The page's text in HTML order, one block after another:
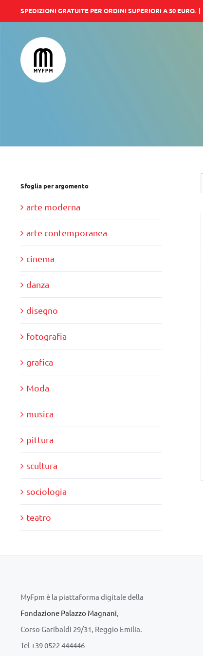
al
contenuto
SPEDIZIONI GRATUITE PER ORDINI SUPERIORI A 50 EURO. |
Sfoglia per argomento
arte moderna
arte contemporanea
cinema
danza
disegno
fotografia
grafica
Moda
musica
pittura
scultura
sociologia
teatro
MyFpm è la piattaforma digitale della
Fondazione Palazzo Magnani
Corso Garibaldi 29/31, Reggio Emilia.
Tel +39 0522 444446